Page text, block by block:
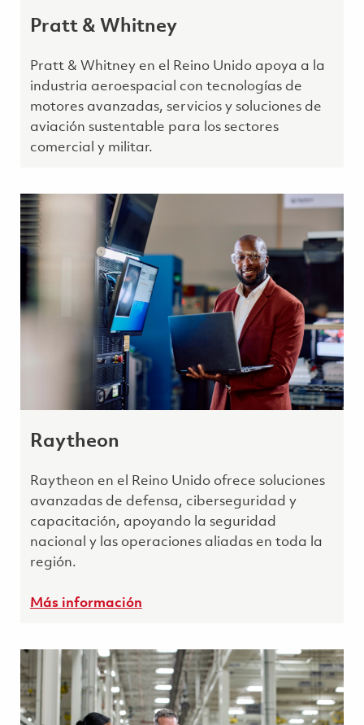
Pratt & Whitney
Pratt & Whitney en el Reino Unido apoya a la
industria aeroespacial con tecnologías de
motores avanzadas, servicios y soluciones de
aviación sustentable para los sectores
comercial y militar.
Raytheon
Raytheon en el Reino Unido ofrece soluciones
avanzadas de defensa, ciberseguridad y
capacitación, apoyando la seguridad
nacional y las operaciones aliadas en toda la
región.
Más información